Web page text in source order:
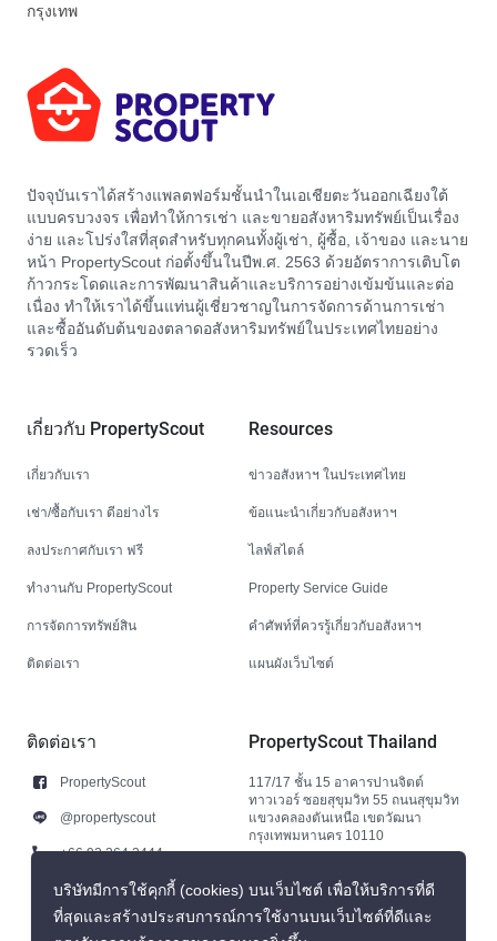
กรุงเทพ
ปัจจุบันเราได้สร้างแพลตฟอร์มชั้นนำในเอเชียตะวันออกเฉียงใต้
แบบครบวงจร เพื่อทำให้การเช่า และขายอสังหาริมทรัพย์เป็นเรื่อง
ง่าย และโปร่งใสที่สุดสำหรับทุกคนทั้งผู้เช่า, ผู้ซื้อ, เจ้าของ และนาย
หน้า PropertyScout ก่อตั้งขึ้นในปีพ.ศ. 2563 ด้วยอัตราการเติบโต
ก้าวกระโดดและการพัฒนาสินค้าและบริการอย่างเข้มข้นและต่อ
เนื่อง ทำให้เราได้ขึ้นแท่นผู้เชี่ยวชาญในการจัดการด้านการเช่า
และซื้ออันดับต้นของตลาดอสังหาริมทรัพย์ในประเทศไทยอย่าง
รวดเร็ว
เกี่ยวกับ PropertyScout
เกี่ยวกับเรา
เช่า/ซื้อกับเรา ดีอย่างไร
ลงประกาศกับเรา ฟรี
ทำงานกับ PropertyScout
การจัดการทรัพย์สิน
ติดต่อเรา
Resources
ข่าวอสังหาฯ ในประเทศไทย
ข้อแนะนำเกี่ยวกับอสังหาฯ
ไลฟ์สไตล์
Property Service Guide
คำศัพท์ที่ควรรู้เกี่ยวกับอสังหาฯ
แผนผังเว็บไซต์
ติดต่อเรา
PropertyScout
@propertyscout
+66 92 264 3444
+66 92 264 3444
contact@propertyscout.co.th
PropertyScout Thailand
117/17 ชั้น 15 อาคารปานจิตต์
ทาวเวอร์ ซอยสุขุมวิท 55 ถนนสุขุมวิท
แขวงคลองตันเหนือ เขตวัฒนา
กรุงเทพมหานคร 10110
บริษัทมีการใช้คุกกี้ (cookies) บนเว็บไซต์ เพื่อให้บริการที่ดี
ที่สุดและสร้างประสบการณ์การใช้งานบนเว็บไซต์ที่ดีและ